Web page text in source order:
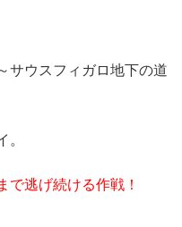
サウスフィガロ地下の道
。
で逃げ続ける作戦！